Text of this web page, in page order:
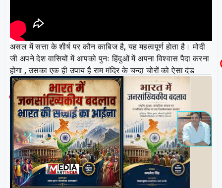
असल में सत्ता के शीर्ष पर कौन काबिज है, यह महत्वपूर्ण हाेता है। मोदी
जी अपने देश वासियों में आपको पुनः हिंदुओं में अपना विश्वास पैदा करना
होगा , उसका एक ही उपाय है राम मंदिर के चन्दा चोरों को ऐसा दंड
दीजिए जो इतिहास बना दे ।
Related Post